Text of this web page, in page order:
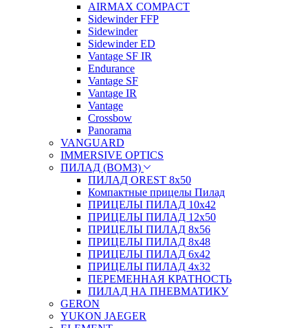
AIRMAX COMPACT
Sidewinder FFP
Sidewinder
Sidewinder ED
Vantage SF IR
Endurance
Vantage SF
Vantage IR
Vantage
Crossbow
Panorama
VANGUARD
IMMERSIVE OPTICS
ПИЛАД (ВОМЗ)
ПИЛАД OREST 8х50
Компактные прицелы Пилад
ПРИЦЕЛЫ ПИЛАД 10х42
ПРИЦЕЛЫ ПИЛАД 12х50
ПРИЦЕЛЫ ПИЛАД 8х56
ПРИЦЕЛЫ ПИЛАД 8х48
ПРИЦЕЛЫ ПИЛАД 6х42
ПРИЦЕЛЫ ПИЛАД 4х32
ПЕРЕМЕННАЯ КРАТНОСТЬ
ПИЛАД НА ПНЕВМАТИКУ
GERON
YUKON JAEGER